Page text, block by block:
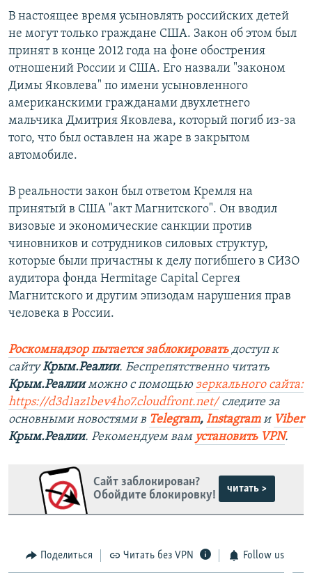
В настоящее время усыновлять российских детей
не могут только граждане США. Закон об этом был
принят в конце 2012 года на фоне обострения
отношений России и США. Его назвали "законом
Димы Яковлева" по имени усыновленного
американскими гражданами двухлетнего
мальчика Дмитрия Яковлева, который погиб из-за
того, что был оставлен на жаре в закрытом
автомобиле.
В реальности закон был ответом Кремля на
принятый в США "акт Магнитского". Он вводил
визовые и экономические санкции против
чиновников и сотрудников силовых структур,
которые были причастны к делу погибшего в СИЗО
аудитора фонда Hermitage Capital Сергея
Магнитского и другим эпизодам нарушения прав
человека в России.
Роскомнадзор пытается заблокировать доступ к
сайтуКрым.Реалии. Беспрепятственно читать
Крым.Реалииможно с помощью зеркального сайта:
https://d3d1az1bev4ho7.cloudfront.net/ следите за
основными новостями в Telegram, Instagramи Viber
Крым.Реалии. Рекомендуем вам установить VPN.
Сайт заблокирован?
Обойдите блокировку!
читать >
Поделиться Читать без VPN Follow us